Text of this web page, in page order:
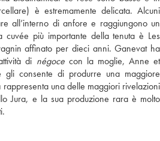
è estremamente delicata. Alcuni
all’interno di anfore e raggiungono un
cuvée più importante della tenuta è Les
affinato per dieci anni. Ganevat ha
di négocecon la moglie, Anne et
gli consente di produrre una maggiore
rappresenta una delle maggiori rivelazioni
Jura, e la sua produzione rara è molto